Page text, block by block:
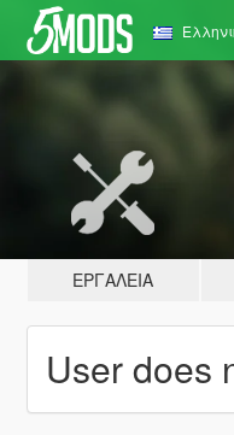
ΕΡΓΑΛΕΊΑ
User does